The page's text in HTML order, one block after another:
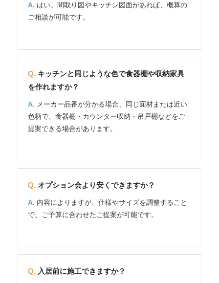
はい。間取り図やキッチン図面があれば、概算の
ご相談が可能です。
キッチンと同じような色で食器棚や収納家具
を作れますか？
メーカー品番が分かる場合、同じ面材または近い
色柄で、食器棚・カウンター収納・吊戸棚などをご
提案できる場合があります。
オプション会より安くできますか？
内容によりますが、仕様やサイズを調整すること
で、ご予算に合わせたご提案が可能です。
入居前に施工できますか？